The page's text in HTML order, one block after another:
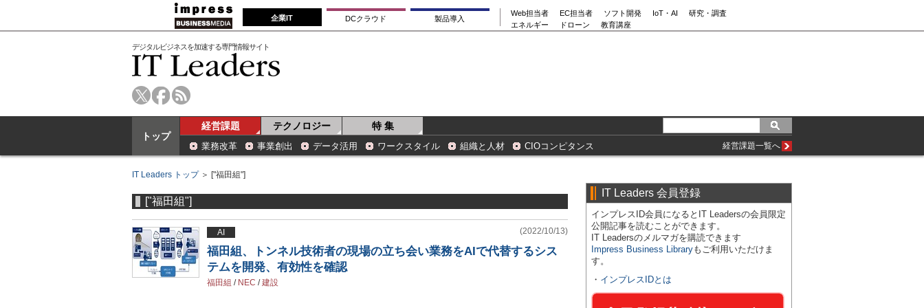
企業IT DCクラウド 製品導入
Web担当者 EC担当者 ソフト開発 IoT・AI
研究・調査
エネルギー
ドローン 教育講座
デジタルビジネスを加速する専門情報サイト
トップ
経営課題 テクノロジー 特 集
業務改革 事業創出 データ活用 ワークスタイル 組織と人材 CIOコンピタンス 経営課題一覧へ
IT Leaders トップ＞ ["福田組"]
["福田組"]
AI (2022/10/13)
福田組、トンネル技術者の現場の立ち会い業務をAIで代替するシス
テムを開発、有効性を確認
福田組 / NEC /建設
IT Leaders 会員登録
インプレスID会員になるとIT Leadersの会員限定
公開記事を読むことができます。
IT Leadersのメルマガを購読できます
Impress Business Libraryもご利用いただけま
す。
・ インプレスIDとは